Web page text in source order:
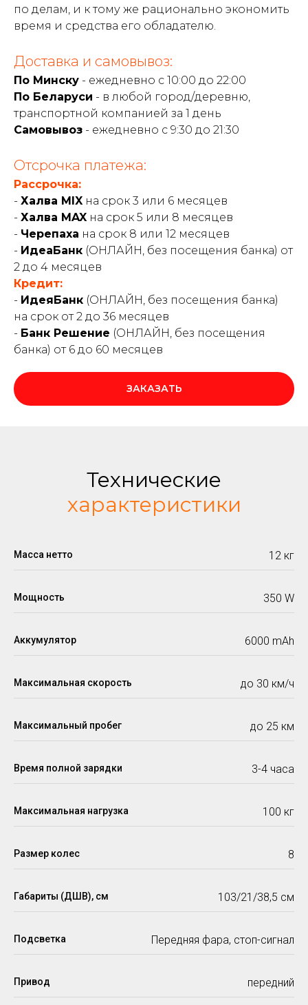
по делам, и к тому же рационально экономить
время и средства его обладателю.
Доставка и самовывоз:
По Минску - ежедневно с 10:00 до 22:00
По Беларуси - в любой город/деревню,
транспортной компанией за 1 день
Самовывоз - ежедневно с 9:30 до 21:30
Отсрочка платежа:
Рассрочка:
- Халва MIX на срок 3 или 6 месяцев
- Халва MAX на срок 5 или 8 месяцев
- Черепаха на срок 8 или 12 месяцев
- ИдеаБанк (ОНЛАЙН, без посещения банка) от
2 до 4 месяцев
Кредит:
- ИдеяБанк (ОНЛАЙН, без посещения банка)
на срок от 2 до 36 месяцев
- Банк Решение (ОНЛАЙН, без посещения
банка) от 6 до 60 месяцев
ЗАКАЗАТЬ
Технические
характеристики
Масса нетто 12 кг
Мощность 350 W
Аккумулятор 6000 mАh
Максимальная скорость до 30 км/ч
Максимальный пробег до 25 км
Время полной зарядки 3-4 часа
Максимальная нагрузка 100 кг
Размер колес 8
Габариты (ДШВ), см 103/21/38,5 см
Подсветка Передняя фара, стоп-сигнал
Привод передний